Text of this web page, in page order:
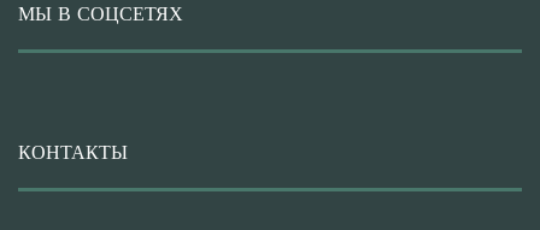
МЫ В СОЦСЕТЯХ
КОНТАКТЫ